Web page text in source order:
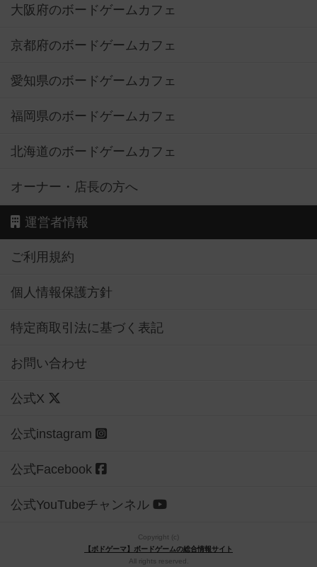
大阪府のボードゲームカフェ
京都府のボードゲームカフェ
愛知県のボードゲームカフェ
福岡県のボードゲームカフェ
北海道のボードゲームカフェ
オーナー・店長の方へ
運営者情報
ご利用規約
個人情報保護方針
特定商取引法に基づく表記
お問い合わせ
公式X
公式instagram
公式Facebook
公式YouTubeチャンネル
Copyright (c)
【ボドゲーマ】ボードゲームの総合情報サイト
All rights reserved.